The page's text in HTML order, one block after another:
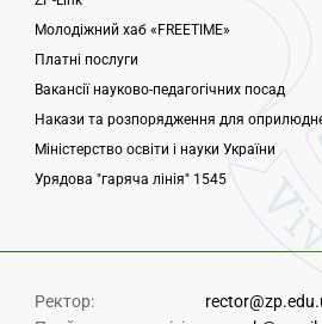
Молодіжний хаб «FREETIME»
Платні послуги
Вакансії науково-педагогічних посад
Накази та розпорядження для
Міністерство освіти і науки України
Урядова "гаряча лінія" 1545
Ректор: